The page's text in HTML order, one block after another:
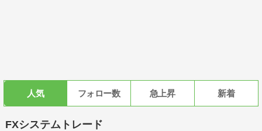
人気 フォロー数 急上昇 新着
FXシステムトレード